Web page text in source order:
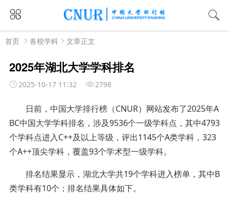
首页 各校学科 文章正文
2025年湖北大学学科排名
2025-10-17 11:32 2798
日前，中国大学排行榜（CNUR）网站发布了2025年A
BC中国大学学科排名，涉及9536个一级学科点，其中4793
个学科点进入C++及以上等级，评出1145个A类学科，323
个A++顶尖学科，覆盖93个学术型一级学科。
排名结果显示，湖北大学共19个学科进入榜单，其中B
类学科有10个；排名结果具体如下。